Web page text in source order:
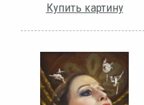
Купить картину